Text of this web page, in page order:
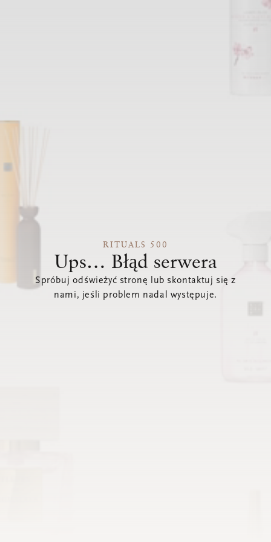
RITUALS 500
Ups… Błąd serwera
Spróbuj odświeżyć stronę lub skontaktuj się z
nami, jeśli problem nadal występuje.